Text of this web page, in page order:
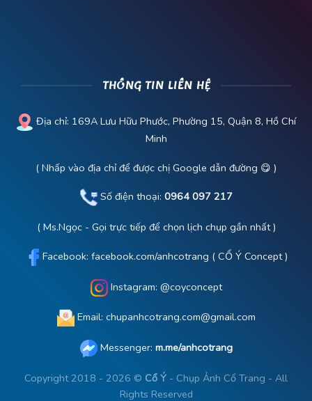
THÔNG TIN LIÊN HỆ
Địa chỉ: 169A Lưu Hữu Phước, Phường 15, Quận 8, Hồ Chí
Minh
( Nhấp vào địa chỉ để được chị Google dẫn đường 😋 )
Số điện thoại: 0964 097 217
( Ms.Ngọc - Gọi trực tiếp để chọn lịch chụp gần nhất )
Facebook: facebook.com/anhcotrang ( CỔ Ý Concept )
Instagram: @coyconcept
Email: chupanhcotrang.com@gmail.com
Messenger: m.me/anhcotrang
Copyright 2018 - 2026 © Cổ Ý - Chụp Ảnh Cổ Trang - All
Rights Reserved